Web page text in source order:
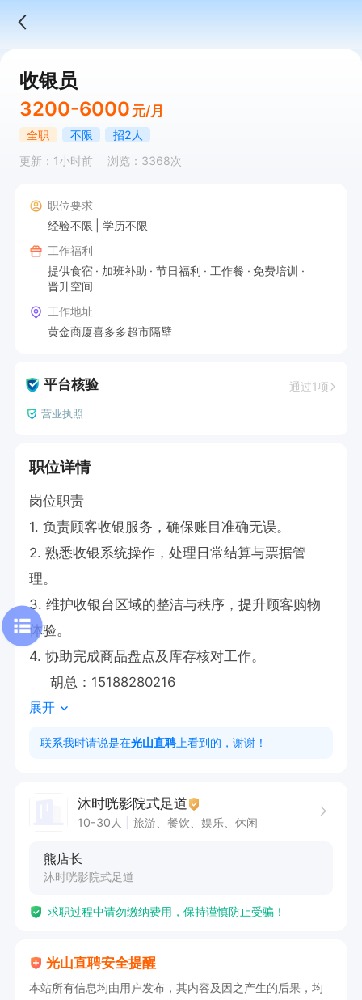
收银员
3200-6000 元/月
全职 不限
招2人
更新：1小时前
浏览：3368次
职位要求
经验不限
学历不限
工作福利
提供食宿
加班补助 节日福利 工作餐
免费培训
晋升空间
工作地址
黄金商厦喜多多超市隔壁
平台核验 通过1项
营业执照
职位详情
岗位职责
1. 负责顾客收银服务，确保账目准确无误。
2. 熟悉收银系统操作，处理日常结算与票据管
理。
3. 维护收银台区域的整洁与秩序，提升顾客购物
体验。
4. 协助完成商品盘点及库存核对工作。
     胡总：15188280216
展开
联系我时请说是在光山直聘 上看到的，谢谢！
沐时咣影院式足道
10-30人 旅游、餐饮、娱乐、休闲
熊店长
沐时咣影院式足道
求职过程中请勿缴纳费用，保持谨慎防止受骗！
光山直聘安全提醒
本站所有信息均由用户发布，其内容及因之产生的后果，均